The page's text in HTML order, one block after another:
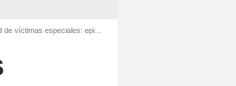
especiales: episodios de la temporada 4